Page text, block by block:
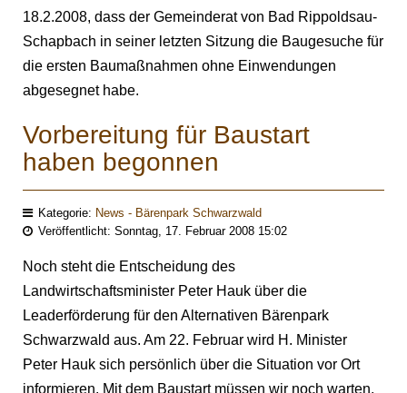
18.2.2008, dass der Gemeinderat von Bad Rippoldsau-
Schapbach in seiner letzten Sitzung die Baugesuche für
die ersten Baumaßnahmen ohne Einwendungen
abgesegnet habe.
Vorbereitung für Baustart
haben begonnen
Kategorie: News - Bärenpark Schwarzwald
Veröffentlicht: Sonntag, 17. Februar 2008 15:02
Noch steht die Entscheidung des
Landwirtschaftsminister Peter Hauk über die
Leaderförderung für den Alternativen Bärenpark
Schwarzwald aus. Am 22. Februar wird H. Minister
Peter Hauk sich persönlich über die Situation vor Ort
informieren. Mit dem Baustart müssen wir noch warten,